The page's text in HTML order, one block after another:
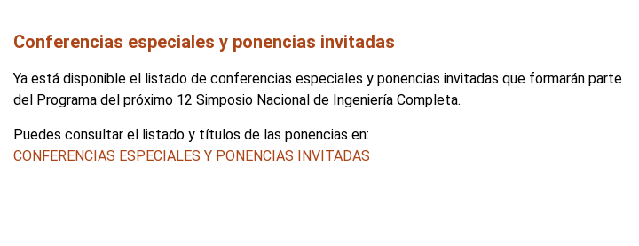
Conferencias especiales y ponencias invitadas
Ya está disponible el listado de conferencias especiales y ponencias invitadas que formarán parte
del Programa del próximo 12 Simposio Nacional de Ingeniería Completa.
Puedes consultar el listado y títulos de las ponencias en:
CONFERENCIAS ESPECIALES Y PONENCIAS INVITADAS